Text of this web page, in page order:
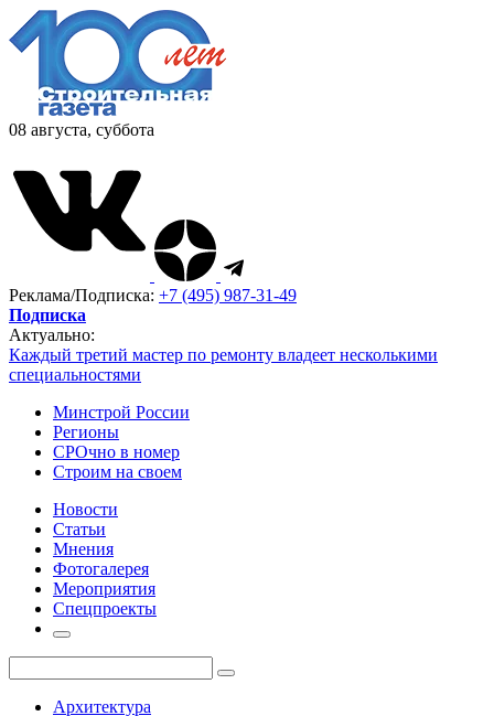
08 августа, суббота
Реклама/Подписка: +7 (495) 987-31-49
Подписка
Актуально:
Каждый третий мастер по ремонту владеет несколькими
специальностями
Минстрой России
Регионы
СРОчно в номер
Строим на своем
Новости
Статьи
Мнения
Фотогалерея
Мероприятия
Спецпроекты
Архитектура